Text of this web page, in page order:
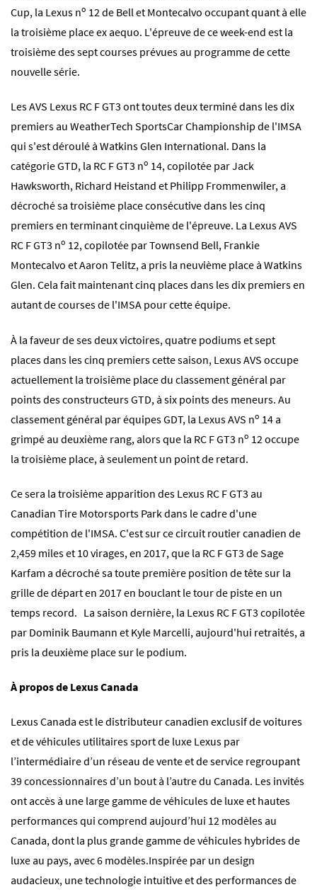
Cup, la Lexus no 12 de Bell et Montecalvo occupant quant à elle
la troisième place ex aequo. L'épreuve de ce week-end est la
troisième des sept courses prévues au programme de cette
nouvelle série.
Les AVS Lexus RC F GT3 ont toutes deux terminé dans les dix
premiers au WeatherTech SportsCar Championship de l'IMSA
qui s'est déroulé à Watkins Glen International. Dans la
catégorie GTD, la RC F GT3 no 14, copilotée par Jack
Hawksworth, Richard Heistand et Philipp Frommenwiler, a
décroché sa troisième place consécutive dans les cinq
premiers en terminant cinquième de l'épreuve. La Lexus AVS
RC F GT3 no 12, copilotée par Townsend Bell, Frankie
Montecalvo et Aaron Telitz, a pris la neuvième place à Watkins
Glen. Cela fait maintenant cinq places dans les dix premiers en
autant de courses de l'IMSA pour cette équipe.
À la faveur de ses deux victoires, quatre podiums et sept
places dans les cinq premiers cette saison, Lexus AVS occupe
actuellement la troisième place du classement général par
points des constructeurs GTD, à six points des meneurs. Au
classement général par équipes GDT, la Lexus AVS no 14 a
grimpé au deuxième rang, alors que la RC F GT3 no 12 occupe
la troisième place, à seulement un point de retard.
Ce sera la troisième apparition des Lexus RC F GT3 au
Canadian Tire Motorsports Park dans le cadre d'une
compétition de l'IMSA. C'est sur ce circuit routier canadien de
2,459 miles et 10 virages, en 2017, que la RC F GT3 de Sage
Karfam a décroché sa toute première position de tête sur la
grille de départ en 2017 en bouclant le tour de piste en un
temps record. La saison dernière, la Lexus RC F GT3 copilotée
par Dominik Baumann et Kyle Marcelli, aujourd'hui retraités, a
pris la deuxième place sur le podium.
À propos de Lexus Canada
Lexus Canada est le distributeur canadien exclusif de voitures
et de véhicules utilitaires sport de luxe Lexus par
l’intermédiaire d’un réseau de vente et de service regroupant
39 concessionnaires d’un bout à l’autre du Canada. Les invités
ont accès à une large gamme de véhicules de luxe et hautes
performances qui comprend aujourd’hui 12 modèles au
Canada, dont la plus grande gamme de véhicules hybrides de
luxe au pays, avec 6 modèles.Inspirée par un design
audacieux, une technologie intuitive et des performances de